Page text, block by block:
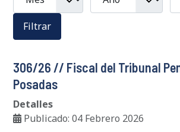
Filtrar
306/26 // Fiscal del Tribunal
Posadas
Detalles
Publicado: 04 Febrero 2026